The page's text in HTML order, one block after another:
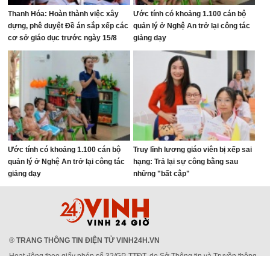
Thanh Hóa: Hoàn thành việc xây
dựng, phê duyệt Đề án sắp xếp các
cơ sở giáo dục trước ngày 15/8
Ước tính có khoảng 1.100 cán bộ
quản lý ở Nghệ An trở lại công tác
giảng dạy
Ước tính có khoảng 1.100 cán bộ
quản lý ở Nghệ An trở lại công tác
giảng dạy
Truy lĩnh lương giáo viên bị xếp sai
hạng: Trả lại sự công bằng sau
những "bất cập"
® TRANG THÔNG TIN ĐIỆN TỬ VINH24H.VN